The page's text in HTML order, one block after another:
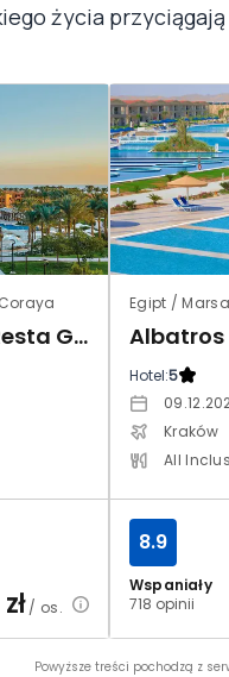
życia
Jaz Grand Marsa (ex Resta Grand Resort)
zł/ os.
Egipt /
Hotel:5
Kraków
All
Wspaniały
718 opinii
8.9
Powyższe treści pochodzą z